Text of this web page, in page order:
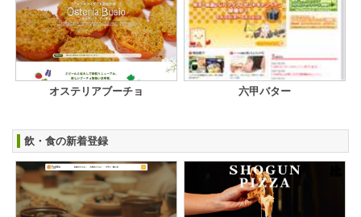
オステリアブーチョ 六甲バター
飲・食の新着登録